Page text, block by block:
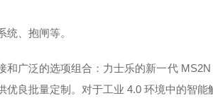
、抱闸等。
和广泛的选项组合：力士乐的新一代
良批量定制。对于工业 4.0 环境中的智能